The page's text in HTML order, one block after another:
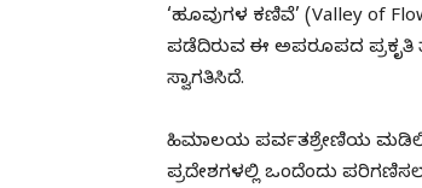
‘ಹೂವುಗಳ ಕಣಿವೆ’ (Valley of
ಪಡೆದಿರುವ ಈ ಅಪರೂಪದ ಪ್ರಕೃತಿ
ಸ್ವಾಗತಿಸಿದೆ.
ಹಿಮಾಲಯ ಪರ್ವತಶ್ರೇಣಿಯ
ಪ್ರದೇಶಗಳಲ್ಲಿ ಒಂದೆಂದು